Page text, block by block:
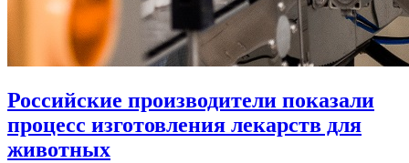
Российские производители показали
процесс изготовления лекарств для
животных